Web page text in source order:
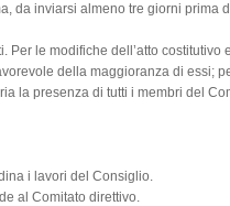
da inviarsi almeno tre giorni prima
Per le modifiche dell’atto costitutivo
della maggioranza di essi;
la presenza di tutti i membri del
i lavori del Consiglio.
al Comitato direttivo.